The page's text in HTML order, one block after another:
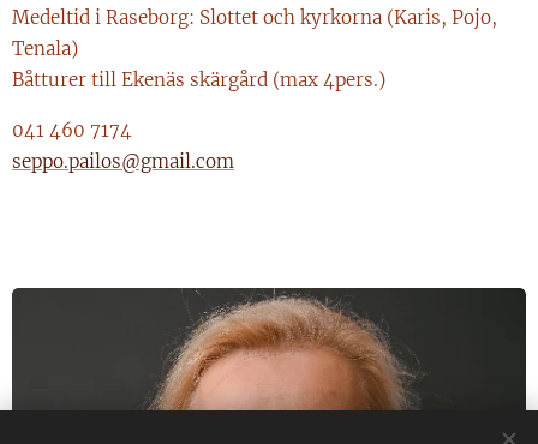
Medeltid i Raseborg: Slottet och kyrkorna (Karis, Pojo,
Tenala)
Båtturer till Ekenäs skärgård (max 4pers.)
041 460 7174
seppo.pailos@gmail.com